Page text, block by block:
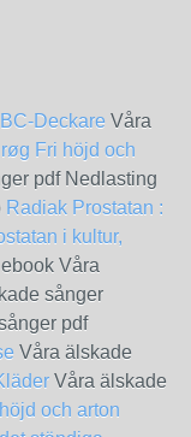
Deckare Våra
Fri höjd och
pdf Nedlasting
Radiak Prostatan :
i kultur,
ebook Våra
sånger
pdf
Våra älskade
Våra älskade
och arton